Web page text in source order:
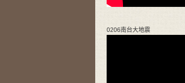
0206南台大地震